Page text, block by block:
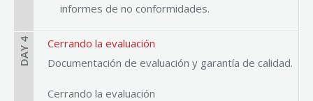
informes de no conformidades.
DAY 4
Cerrando la evaluación
Documentación de evaluación y garantía de calidad.
Cerrando la evaluación